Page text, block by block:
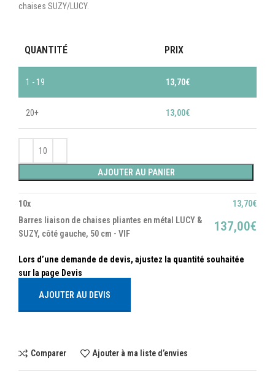
chaises SUZY/LUCY.
QUANTITÉ PRIX
1 - 19 13,70€
20+ 13,00€
AJOUTER AU PANIER
10x 13,70€
Barres liaison de chaises pliantes en métal LUCY &
SUZY, côté gauche, 50 cm - VIF
137,00€
AJOUTER AU DEVIS
Comparer Ajouter à ma liste d’envies